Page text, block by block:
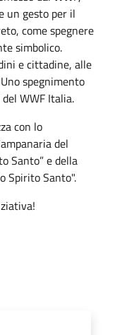
un gesto per il
come spegnere
simbolico.
e cittadine, alle
spegnimento
WWF Italia.
con lo
del
Santo” e della
Spirito Santo".